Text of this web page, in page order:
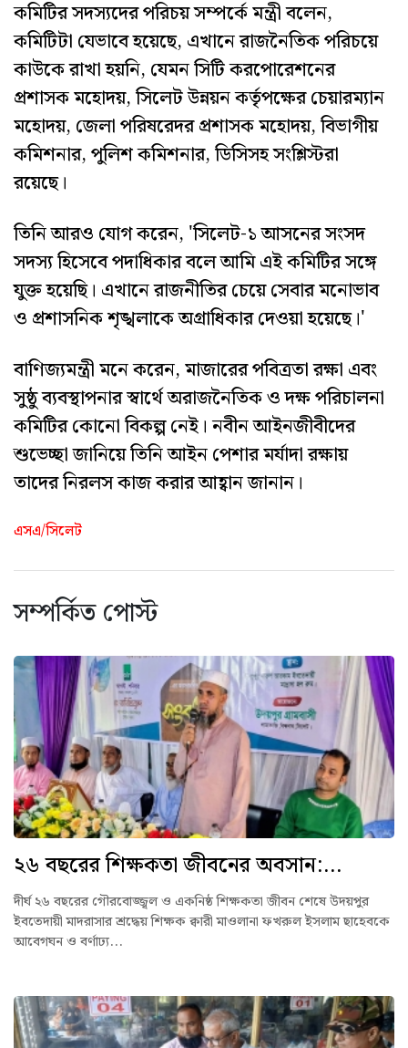
কমিটির সদস্যদের পরিচয় সম্পর্কে মন্ত্রী বলেন,
কমিটিটা যেভাবে হয়েছে, এখানে রাজনৈতিক পরিচয়ে
কাউকে রাখা হয়নি, যেমন সিটি করপোরেশনের
প্রশাসক মহোদয়, সিলেট উন্নয়ন কর্তৃপক্ষের চেয়ারম্যান
মহোদয়, জেলা পরিষরেদর প্রশাসক মহোদয়, বিভাগীয়
কমিশনার, পুলিশ কমিশনার, ডিসিসহ সংশ্লিস্টরা
রয়েছে।
তিনি আরও যোগ করেন, 'সিলেট-১ আসনের সংসদ
সদস্য হিসেবে পদাধিকার বলে আমি এই কমিটির সঙ্গে
যুক্ত হয়েছি। এখানে রাজনীতির চেয়ে সেবার মনোভাব
ও প্রশাসনিক শৃঙ্খলাকে অগ্রাধিকার দেওয়া হয়েছে।'
বাণিজ্যমন্ত্রী মনে করেন, মাজারের পবিত্রতা রক্ষা এবং
সুষ্ঠু ব্যবস্থাপনার স্বার্থে অরাজনৈতিক ও দক্ষ পরিচালনা
কমিটির কোনো বিকল্প নেই। নবীন আইনজীবীদের
শুভেচ্ছা জানিয়ে তিনি আইন পেশার মর্যাদা রক্ষায়
তাদের নিরলস কাজ করার আহ্বান জানান।
এসএ/সিলেট
সম্পর্কিত পোস্ট
২৬ বছরের শিক্ষকতা জীবনের অবসান:...
দীর্ঘ ২৬ বছরের গৌরবোজ্জ্বল ও একনিষ্ঠ শিক্ষকতা জীবন শেষে উদয়পুর
ইবতেদায়ী মাদরাসার শ্রদ্ধেয় শিক্ষক ক্বারী মাওলানা ফখরুল ইসলাম ছাহেবকে
আবেগঘন ও বর্ণাঢ্য...